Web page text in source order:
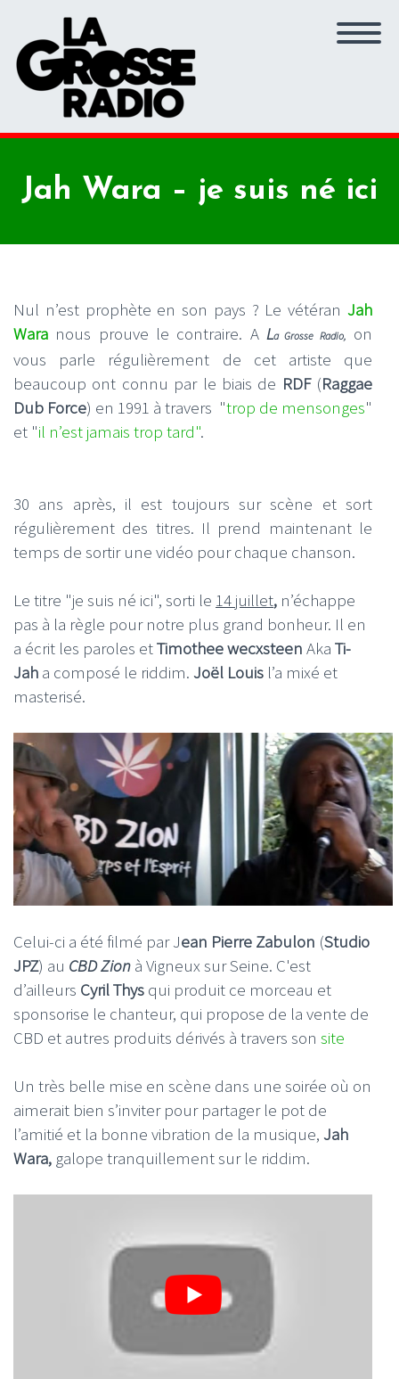
Jah Wara – je suis né ici
Nul n’est prophète en son pays ? Le vétéran Jah
Wara nous prouve le contraire. A La Grosse Radio,
on
vous parle régulièrement de cet artiste que
beaucoup ont connu par le biais de RDF (Raggae
Dub Force) en 1991 à travers "trop de mensonges"
et "il n’est jamais trop tard".
30 ans après, il est toujours sur scène et sort
régulièrement des titres. Il prend maintenant le
temps de sortir une vidéo pour chaque chanson.
Le titre "je suis né ici", sorti le 14 juillet, n’échappe
pas à la règle pour notre plus grand bonheur. Il en
a écrit les paroles etTimothee wecxsteen Aka Ti-
Jah a composé le riddim. Joël Louis l’a mixé et
masterisé.
Celui-ci a été filmé par Jean Pierre Zabulon (Studio
JPZ) au CBD Zion à Vigneux sur Seine. C'est
d’ailleurs Cyril Thys qui produit ce morceau et
sponsorise le chanteur, qui propose de la vente de
CBD et autres produits dérivés à travers son site
Un très belle mise en scène dans une soirée où on
aimerait bien s’inviter pour partager le pot de
l’amitié et la bonne vibration de la musique, Jah
Wara, galope tranquillement sur le riddim.